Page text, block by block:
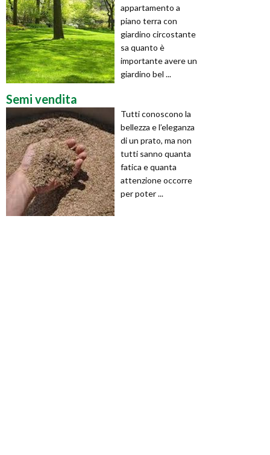
appartamento a
piano terra con
giardino circostante
sa quanto è
importante avere un
giardino bel ...
Semi vendita
Tutti conoscono la
bellezza e l’eleganza
di un prato, ma non
tutti sanno quanta
fatica e quanta
attenzione occorre
per poter ...